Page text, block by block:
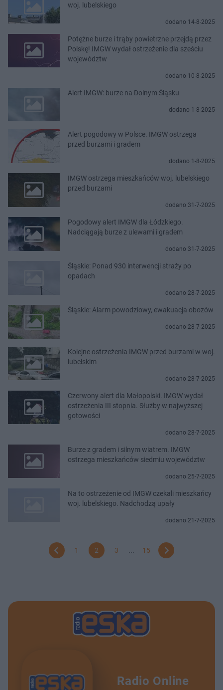
woj. lubelskiego
dodano 14-8-2025
Potężne burze i trąby powietrzne przejdą przez
Polskę! IMGW wydał ostrzeżenie dla sześciu
województw
dodano 10-8-2025
Alert IMGW: burze na Dolnym Śląsku
dodano 1-8-2025
Alert pogodowy w Polsce. IMGW ostrzega
przed burzami i gradem
dodano 1-8-2025
IMGW ostrzega mieszkańców woj. lubelskiego
przed burzami
dodano 31-7-2025
Pogodowy alert IMGW dla Łódzkiego.
Nadciągają burze z ulewami i gradem
dodano 31-7-2025
Śląskie: Ponad 930 interwencji straży po
opadach
dodano 28-7-2025
Śląskie: Alarm powodziowy, ewakuacja obozów
dodano 28-7-2025
Kolejne ostrzeżenia IMGW przed burzami w woj.
lubelskim
dodano 28-7-2025
Czerwony alert dla Małopolski. IMGW wydał
ostrzeżenia III stopnia. Służby w najwyższej
gotowości
dodano 28-7-2025
Burze z gradem i silnym wiatrem. IMGW
ostrzega mieszkańców siedmiu województw
dodano 25-7-2025
Na to ostrzeżenie od IMGW czekali mieszkańcy
woj. lubelskiego. Nadchodzą upały
dodano 21-7-2025
1 2 3 15
Radio Online